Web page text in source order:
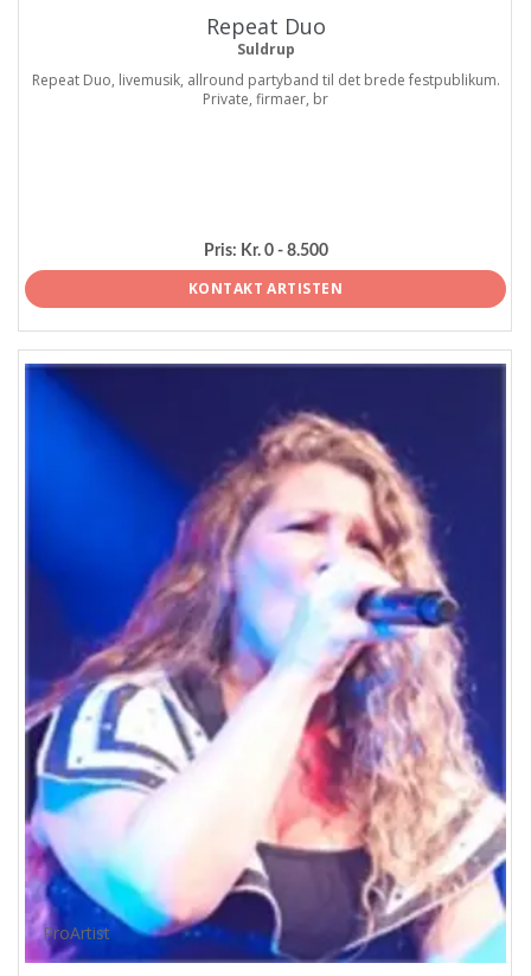
Repeat Duo
Suldrup
Repeat Duo, livemusik, allround partyband til det brede festpublikum.
Private, firmaer, br
Pris: Kr. 0 - 8.500
KONTAKT ARTISTEN
ProArtist